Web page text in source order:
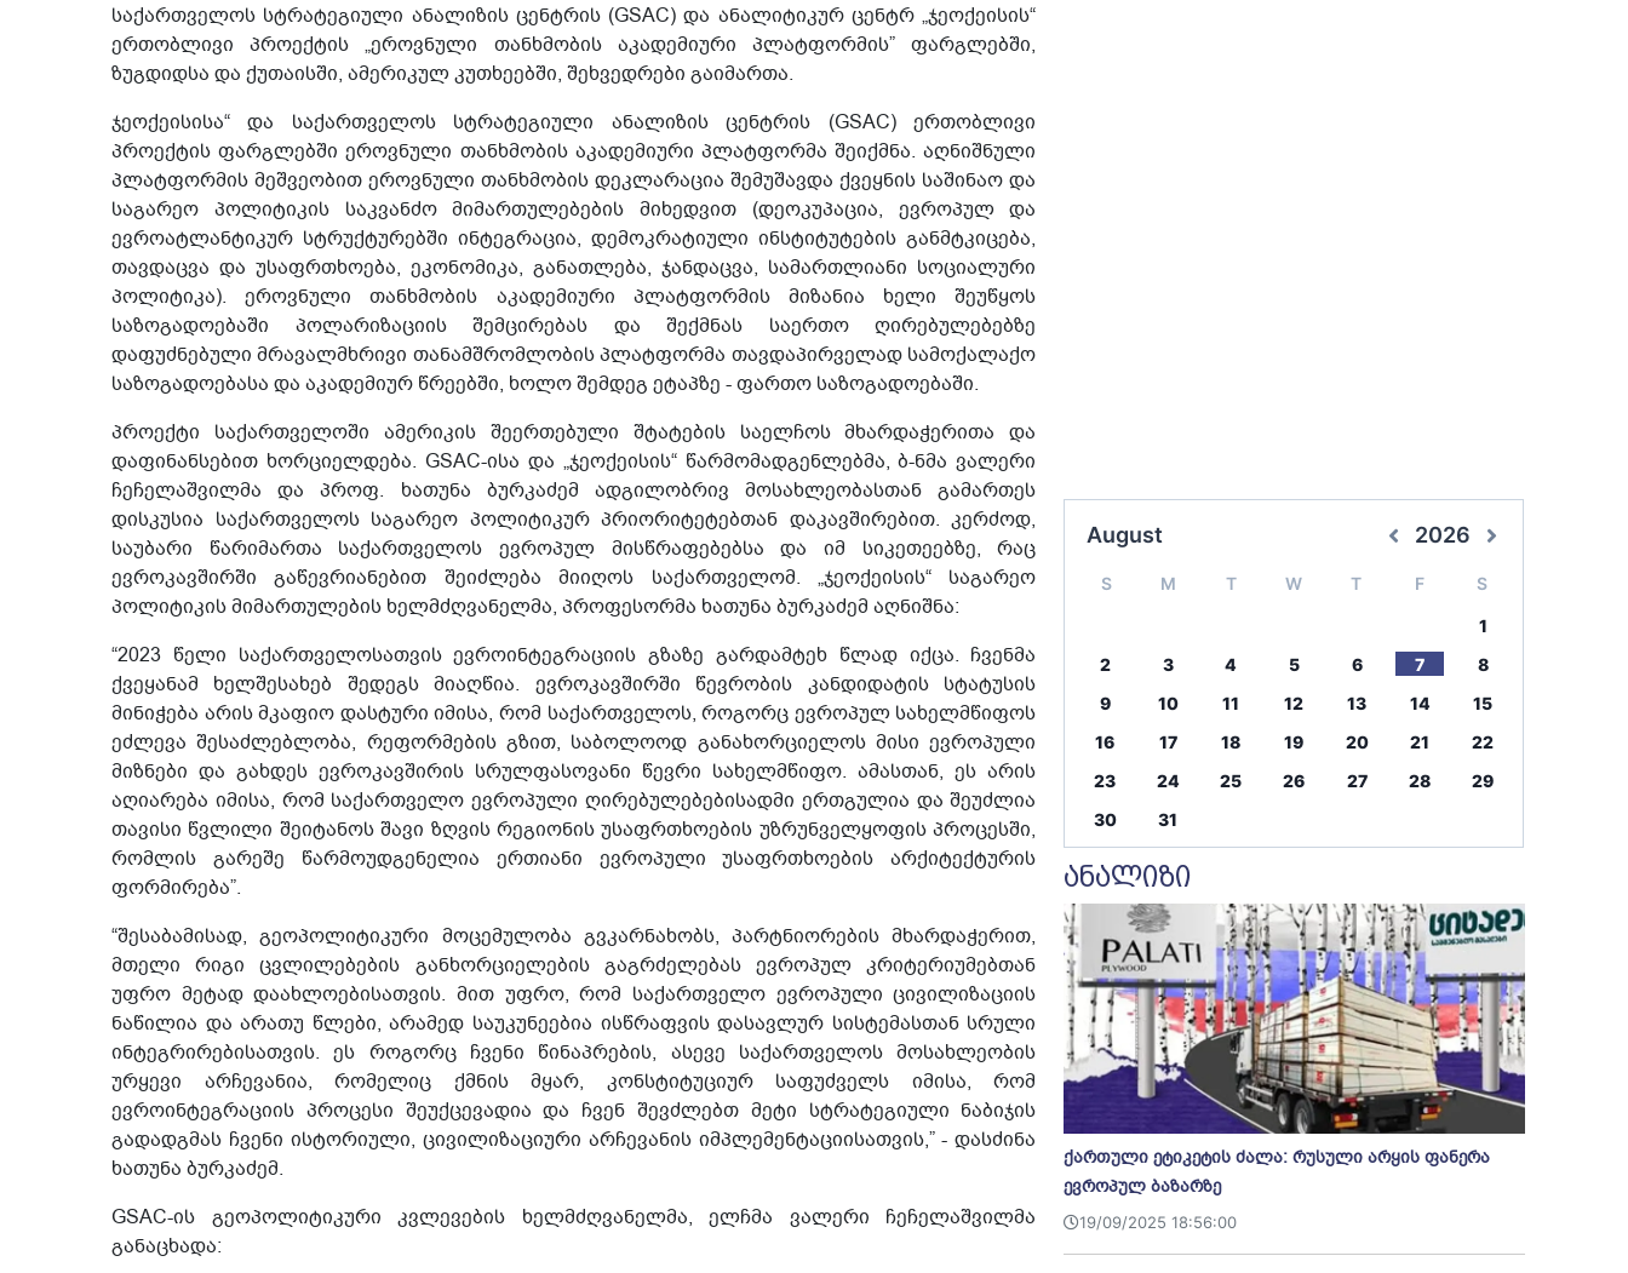
საქართველოს სტრატეგიული ანალიზის ცენტრის (GSAC) და ანალიტიკურ ცენტრ „ჯეოქეისის“
ერთობლივი პროექტის „ეროვნული თანხმობის აკადემიური პლატფორმის” ფარგლებში,
ზუგდიდსა და ქუთაისში, ამერიკულ კუთხეებში, შეხვედრები გაიმართა.
ჯეოქეისისა“ და საქართველოს სტრატეგიული ანალიზის ცენტრის (GSAC) ერთობლივი
პროექტის ფარგლებში ეროვნული თანხმობის აკადემიური პლატფორმა შეიქმნა. აღნიშნული
პლატფორმის მეშვეობით ეროვნული თანხმობის დეკლარაცია შემუშავდა ქვეყნის საშინაო და
საგარეო პოლიტიკის საკვანძო მიმართულებების მიხედვით (დეოკუპაცია, ევროპულ და
ევროატლანტიკურ სტრუქტურებში ინტეგრაცია, დემოკრატიული ინსტიტუტების განმტკიცება,
თავდაცვა და უსაფრთხოება, ეკონომიკა, განათლება, ჯანდაცვა, სამართლიანი სოციალური
პოლიტიკა). ეროვნული თანხმობის აკადემიური პლატფორმის მიზანია ხელი შეუწყოს
საზოგადოებაში პოლარიზაციის შემცირებას და შექმნას საერთო ღირებულებებზე
დაფუძნებული მრავალმხრივი თანამშრომლობის პლატფორმა თავდაპირველად სამოქალაქო
საზოგადოებასა და აკადემიურ წრეებში, ხოლო შემდეგ ეტაპზე - ფართო საზოგადოებაში.
პროექტი საქართველოში ამერიკის შეერთებული შტატების საელჩოს მხარდაჭერითა და
დაფინანსებით ხორციელდება. GSAC-ისა და „ჯეოქეისის“ წარმომადგენლებმა, ბ-ნმა ვალერი
ჩეჩელაშვილმა და პროფ. ხათუნა ბურკაძემ ადგილობრივ მოსახლეობასთან გამართეს
დისკუსია საქართველოს საგარეო პოლიტიკურ პრიორიტეტებთან დაკავშირებით. კერძოდ,
საუბარი წარიმართა საქართველოს ევროპულ მისწრაფებებსა და იმ სიკეთეებზე, რაც
ევროკავშირში გაწევრიანებით შეიძლება მიიღოს საქართველომ. „ჯეოქეისის“ საგარეო
პოლიტიკის მიმართულების ხელმძღვანელმა, პროფესორმა ხათუნა ბურკაძემ აღნიშნა:
“2023 წელი საქართველოსათვის ევროინტეგრაციის გზაზე გარდამტეხ წლად იქცა. ჩვენმა
ქვეყანამ ხელშესახებ შედეგს მიაღწია. ევროკავშირში წევრობის კანდიდატის სტატუსის
მინიჭება არის მკაფიო დასტური იმისა, რომ საქართველოს, როგორც ევროპულ სახელმწიფოს
ეძლევა შესაძლებლობა, რეფორმების გზით, საბოლოოდ განახორციელოს მისი ევროპული
მიზნები და გახდეს ევროკავშირის სრულფასოვანი წევრი სახელმწიფო. ამასთან, ეს არის
აღიარება იმისა, რომ საქართველო ევროპული ღირებულებებისადმი ერთგულია და შეუძლია
თავისი წვლილი შეიტანოს შავი ზღვის რეგიონის უსაფრთხოების უზრუნველყოფის პროცესში,
რომლის გარეშე წარმოუდგენელია ერთიანი ევროპული უსაფრთხოების არქიტექტურის
ფორმირება”.
“შესაბამისად, გეოპოლიტიკური მოცემულობა გვკარნახობს, პარტნიორების მხარდაჭერით,
მთელი რიგი ცვლილებების განხორციელების გაგრძელებას ევროპულ კრიტერიუმებთან
უფრო მეტად დაახლოებისათვის. მით უფრო, რომ საქართველო ევროპული ცივილიზაციის
ნაწილია და არათუ წლები, არამედ საუკუნეებია ისწრაფვის დასავლურ სისტემასთან სრული
ინტეგრირებისათვის. ეს როგორც ჩვენი წინაპრების, ასევე საქართველოს მოსახლეობის
ურყევი არჩევანია, რომელიც ქმნის მყარ, კონსტიტუციურ საფუძველს იმისა, რომ
ევროინტეგრაციის პროცესი შეუქცევადია და ჩვენ შევძლებთ მეტი სტრატეგიული ნაბიჯის
გადადგმას ჩვენი ისტორიული, ცივილიზაციური არჩევანის იმპლემენტაციისათვის,” - დასძინა
ხათუნა ბურკაძემ.
GSAC-ის გეოპოლიტიკური კვლევების ხელმძღვანელმა, ელჩმა ვალერი ჩეჩელაშვილმა
განაცხადა:
August 2026
S M T W T F S
1
2
3 4 5 6 7
8
9
10 11 12 13 14
15
16
17 18 19 20 21
22
23
24 25 26 27 28
29
30
31
ანალიზი
ქართული ეტიკეტის ძალა: რუსული არყის ფანერა
ევროპულ ბაზარზე
19/09/2025 18:56:00